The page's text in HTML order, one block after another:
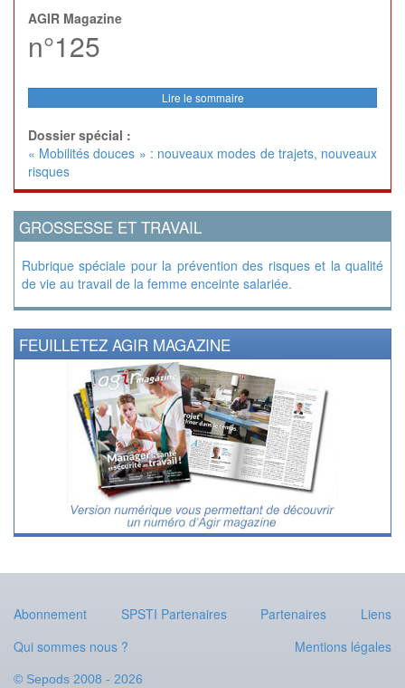
AGIR Magazine
n°125
Lire le sommaire
Dossier spécial :
« Mobilités douces » : nouveaux modes de trajets, nouveaux
risques
GROSSESSE ET TRAVAIL
Rubrique spéciale pour la prévention des risques et la qualité
de vie au travail de la femme enceinte salariée.
FEUILLETEZ AGIR MAGAZINE
Abonnement SPSTI Partenaires Partenaires
Liens
Qui sommes nous ?
Mentions légales
© Sepods 2008 - 2026